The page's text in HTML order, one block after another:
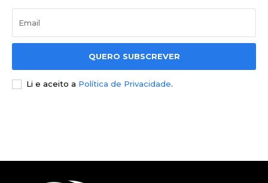
QUERO SUBSCREVER
Li e aceito a Política de Privacidade.